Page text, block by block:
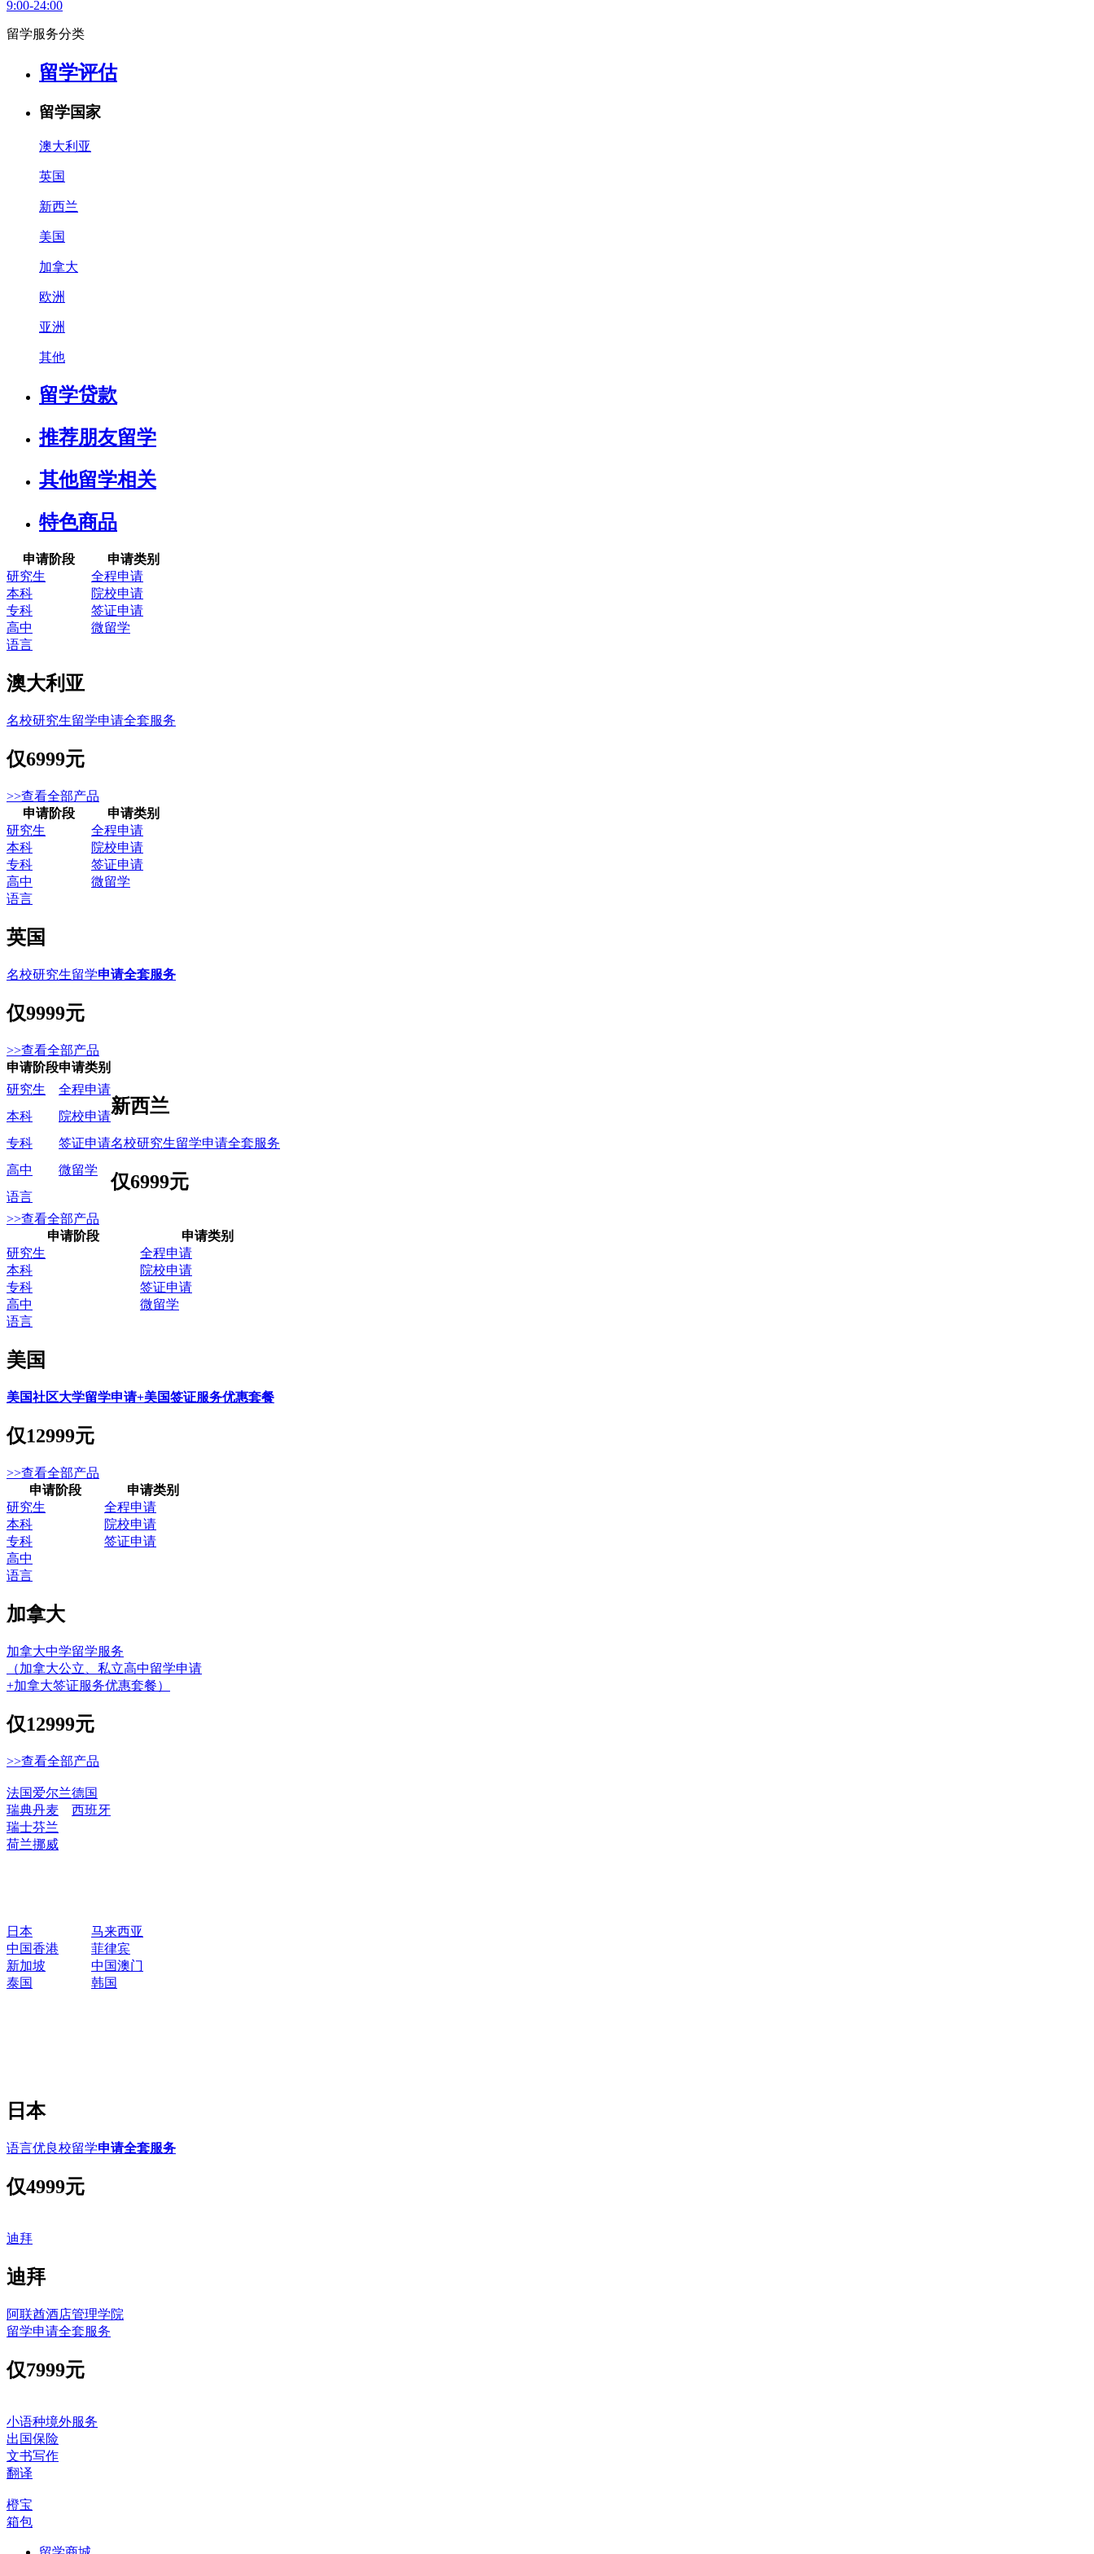
9:00-24:00
留学服务分类
留学评估
留学国家
澳大利亚
英国
新西兰
美国
加拿大
欧洲
亚洲
其他
留学贷款
推荐朋友留学
其他留学相关
特色商品
申请阶段
申请类别
研究生
全程申请
本科
院校申请
专科
签证申请
高中
微留学
语言
澳大利亚
名校研究生留学申请全套服务
仅6999元
>>查看全部产品
申请阶段
申请类别
研究生
全程申请
本科
院校申请
专科
签证申请
高中
微留学
语言
英国
名校研究生留学申请全套服务
仅9999元
>>查看全部产品
申请阶段申请类别
研究生
全程申请
新西兰
名校研究生留学申请全套服务
仅6999元
本科
院校申请
专科
签证申请
高中
微留学
语言
>>查看全部产品
申请阶段
申请类别
研究生
全程申请
本科
院校申请
专科
签证申请
高中
微留学
语言
美国
美国社区大学留学申请+美国签证服务优惠套餐
仅12999元
>>查看全部产品
申请阶段
申请类别
研究生
全程申请
本科
院校申请
专科
签证申请
高中
语言
加拿大
加拿大中学留学服务
（加拿大公立、私立高中留学申请
+加拿大签证服务优惠套餐）
仅12999元
>>查看全部产品
法国爱尔兰德国
瑞典丹麦
西班牙
瑞士芬兰
荷兰挪威
日本
马来西亚
中国香港
菲律宾
新加坡
中国澳门
泰国
韩国
日本
语言优良校留学申请全套服务
仅4999元
迪拜
迪拜
阿联酋酒店管理学院
留学申请全套服务
仅7999元
小语种境外服务
出国保险
文书写作
翻译
橙宝
箱包